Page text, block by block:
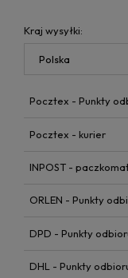
Kraj wysyłki:
Pocztex - Punkty
Pocztex - kurier
INPOST -
ORLEN - Punkty
DPD - Punkty
DHL - Punkty